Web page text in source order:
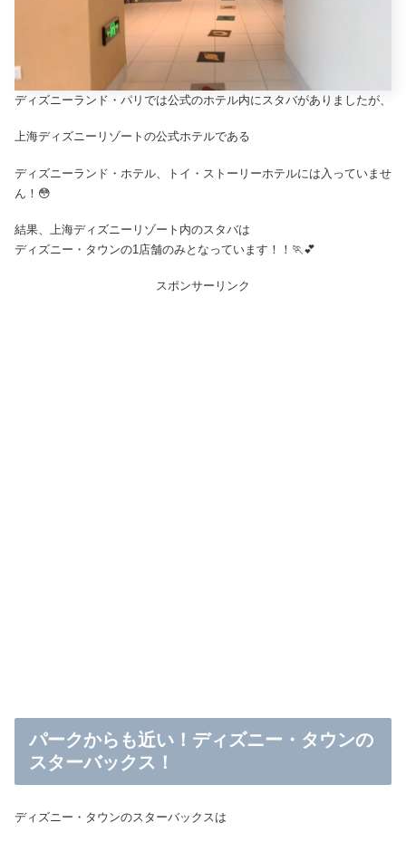
ディズニーランド・パリでは公式のホテル内にスタバがありましたが、
上海ディズニーリゾートの公式ホテルである
ディズニーランド・ホテル、トイ・ストーリーホテルには入っていませ
ん！😳
結果、上海ディズニーリゾート内のスタバは
ディズニー・タウンの1店舗のみとなっています！！🏃💕
スポンサーリンク
パークからも近い！ディズニー・タウンの
スターバックス！
ディズニー・タウンのスターバックスは